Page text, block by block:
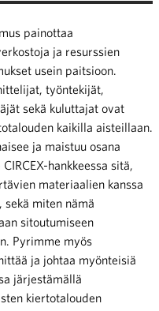
painottaa
ja resurssien
usein paitsioon.
työntekijät,
sekä kuluttajat ovat
kaikilla aisteillaan.
ja maistuu osana
hankkeessa sitä,
materiaalien kanssa
miten nämä
sitoutumiseen
Pyrimme myös
ja johtaa myönteisiä
järjestämällä
kiertotalouden